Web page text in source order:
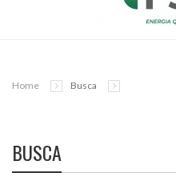
Home Busca
BUSCA